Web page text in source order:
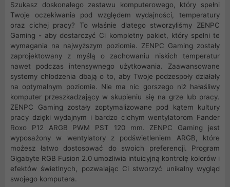
Szukasz doskonałego zestawu komputerowego, który spełni
Twoje oczekiwania pod względem wydajności, temperatury
oraz cichej pracy? To właśnie dlatego stworzyliśmy ZENPC
Gaming - aby dostarczyć Ci kompletny pakiet, który spełni te
wymagania na najwyższym poziomie. ZENPC Gaming zostały
zaprojektowany z myślą o zachowaniu niskich temperatur
nawet podczas intensywnego użytkowania. Zaawansowane
systemy chłodzenia dbają o to, aby Twoje podzespoły działały
na optymalnym poziomie. Nie ma nic gorszego niż hałaśliwy
komputer przeszkadzający w skupieniu się na grze lub pracy.
ZENPC Gaming zostały zoptymalizowane pod kątem kultury
pracy dzięki wydajnym i bardzo cichym wentylatorom Fander
Roxo P12 ARGB PWM PST 120 mm. ZENPC Gaming jest
wyposażony w wentylatory z podświetleniem ARGB, które
możesz łatwo dostosować do swoich preferencji. Program
Gigabyte RGB Fusion 2.0 umożliwia intuicyjną kontrolę kolorów i
efektów świetlnych, pozwalając Ci stworzyć unikalny wygląd
swojego komputera.